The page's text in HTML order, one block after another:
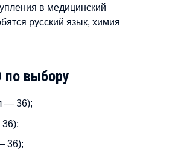
в медицинский
русский язык, химия
выбору
— 36);
36);